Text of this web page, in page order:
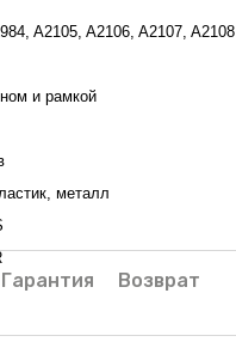
A2105, A2106, A2107, A2108
и рамкой
металл
Гарантия Возврат